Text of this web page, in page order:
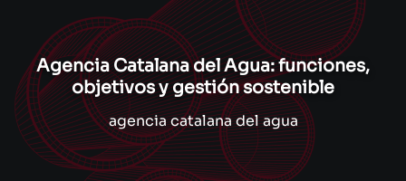
Agencia Catalana del Agua: funciones,
objetivos y gestión sostenible
agencia catalana del agua